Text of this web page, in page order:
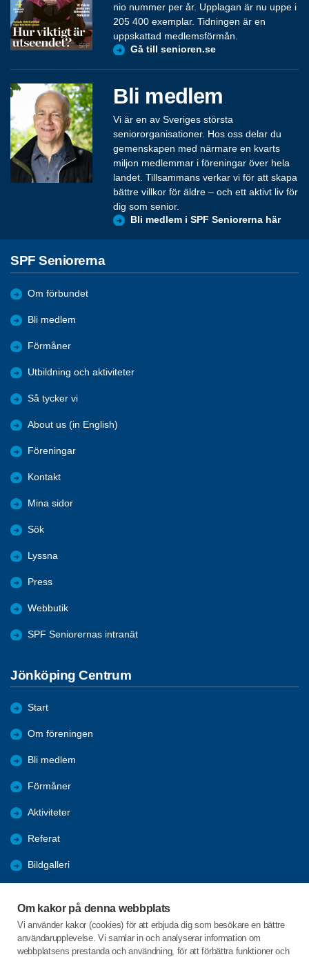
Om kakor på denna webbplats
Vi använder kakor (cookies) för att erbjuda dig som besökare en bättre
användarupplevelse. Vi samlar in och analyserar information om
webbplatsens prestanda och användning, för att förbättra funktioner och
nio nummer per år. Upplagan är nu uppe i
205 400 exemplar. Tidningen är en
uppskattad medlemsförmån.
Gå till senioren.se
Bli medlem
Vi är en av Sveriges största
seniororganisationer. Hos oss delar du
gemenskapen med närmare en kvarts
miljon medlemmar i föreningar över hela
landet. Tillsammans verkar vi för att skapa
bättre villkor för äldre – och ett aktivt liv för
dig som senior.
Bli medlem i SPF Seniorerna här
SPF Seniorerna
Om förbundet
Bli medlem
Förmåner
Utbildning och aktiviteter
Så tycker vi
About us (in English)
Föreningar
Kontakt
Mina sidor
Sök
Lyssna
Press
Webbutik
SPF Seniorernas intranät
Jönköping Centrum
Start
Om föreningen
Bli medlem
Förmåner
Aktiviteter
Referat
Bildgalleri
Engagera DIG i vår förening